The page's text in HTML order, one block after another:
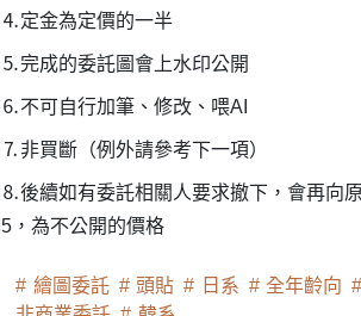
⒋定金為定價的一半
⒌完成的委託圖會上水印公開
⒍不可自行加筆、修改、喂AI
⒎非買斷（例外請參考下一項）
⒏後續如有委託相關人要求撤下，會再向
5，為不公開的價格
繪圖委託 頭貼 日系
全年齡向